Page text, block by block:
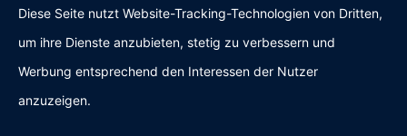
Diese Seite nutzt Website-Tracking-Technologien von Dritten,
um ihre Dienste anzubieten, stetig zu verbessern und
Werbung entsprechend den Interessen der Nutzer
anzuzeigen.